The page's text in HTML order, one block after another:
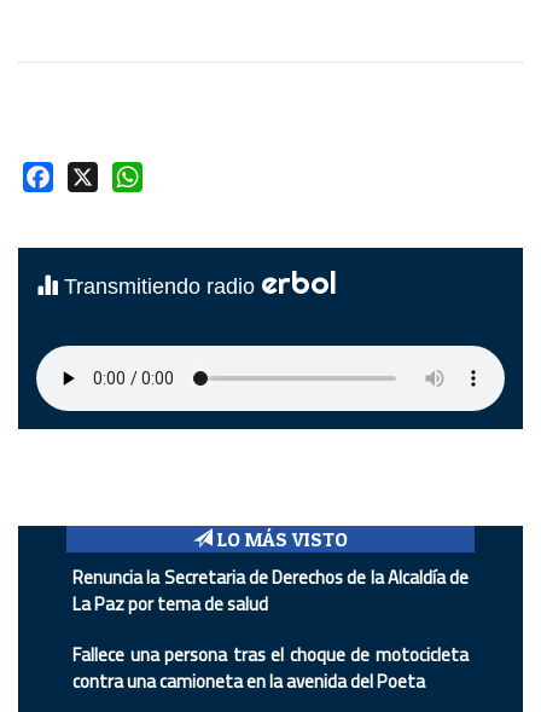
Facebook
Transmitiendo radio erbol
LO MÁS VISTO
Renuncia la Secretaria de Derechos de la Alcaldía de
La Paz por tema de salud
Fallece una persona tras el choque de motocicleta
contra una camioneta en la avenida del Poeta